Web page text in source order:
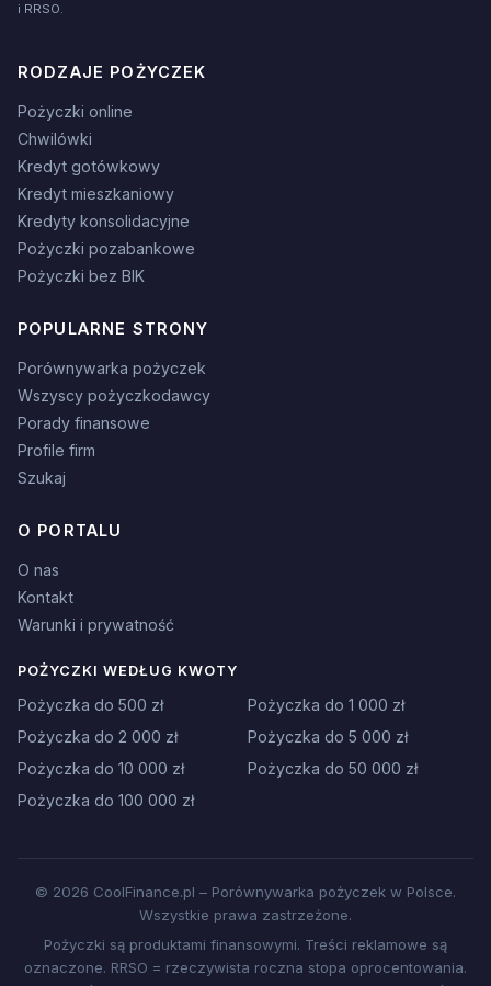
i RRSO.
RODZAJE POŻYCZEK
Pożyczki online
Chwilówki
Kredyt gotówkowy
Kredyt mieszkaniowy
Kredyty konsolidacyjne
Pożyczki pozabankowe
Pożyczki bez BIK
POPULARNE STRONY
Porównywarka pożyczek
Wszyscy pożyczkodawcy
Porady finansowe
Profile firm
Szukaj
O PORTALU
O nas
Kontakt
Warunki i prywatność
POŻYCZKI WEDŁUG KWOTY
Pożyczka do 500 zł
Pożyczka do 1 000 zł
Pożyczka do 2 000 zł
Pożyczka do 5 000 zł
Pożyczka do 10 000 zł
Pożyczka do 50 000 zł
Pożyczka do 100 000 zł
© 2026 CoolFinance.pl – Porównywarka pożyczek w Polsce.
Wszystkie prawa zastrzeżone.
Pożyczki są produktami finansowymi. Treści reklamowe są
oznaczone. RRSO = rzeczywista roczna stopa oprocentowania.